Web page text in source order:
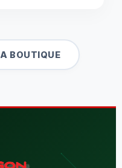
BOUTIQUE